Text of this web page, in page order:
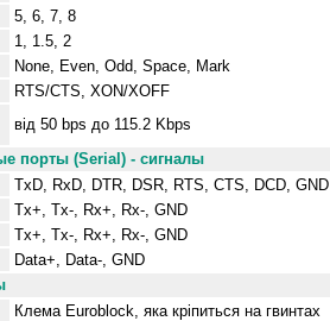
5, 6, 7, 8
1, 1.5, 2
None, Even, Odd, Space, Mark
RTS/CTS, XON/XOFF
від 50 bps до 115.2 Kbps
порты (Serial) - сигналы
TxD, RxD, DTR, DSR, RTS, CTS, DCD, GND
Tx+, Tx-, Rx+, Rx-, GND
Tx+, Tx-, Rx+, Rx-, GND
Data+, Data-, GND
Клема Euroblock, яка кріпиться на гвинтах